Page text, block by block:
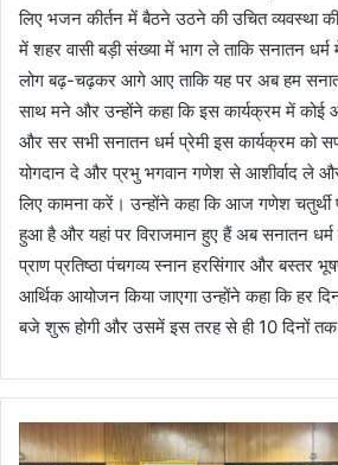
लिए भजन कीर्तन में बैठने उठने की उचित व्यवस्था
में शहर वासी बड़ी संख्या में भाग ले ताकि सनातन
लोग बढ़-चढ़कर आगे आए ताकि यह पर अब हम
साथ मने और उन्होंने कहा कि इस कार्यक्रम में
और सर सभी सनातन धर्म प्रेमी इस कार्यक्रम को
योगदान दे और प्रभु भगवान गणेश से आशीर्वाद ले
लिए कामना करें। उन्होंने कहा कि आज गणेश
हुआ है और यहां पर विराजमान हुए हैं अब सनातन
प्राण प्रतिष्ठा पंचगव्य स्नान हरसिंगार और बस्तर
आर्थिक आयोजन किया जाएगा उन्होंने कहा कि हर
बजे शुरू होगी और उसमें इस तरह से ही 10 दिनों तक